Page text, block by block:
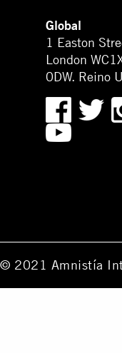
Global
1 Easton
London
0DW. Reino
© 2021 Amnistía